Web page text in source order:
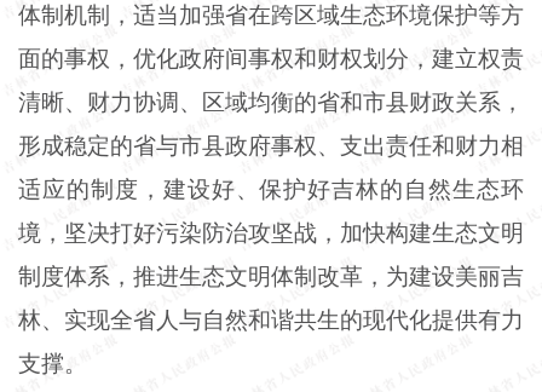
体制机制，适当加强省在跨区域生态环境保护等方
面的事权，优化政府间事权和财权划分，建立权责
清晰、财力协调、区域均衡的省和市县财政关系，
形成稳定的省与市县政府事权、支出责任和财力相
适应的制度，建设好、保护好吉林的自然生态环
境，坚决打好污染防治攻坚战，加快构建生态文明
制度体系，推进生态文明体制改革，为建设美丽吉
林、实现全省人与自然和谐共生的现代化提供有力
支撑。